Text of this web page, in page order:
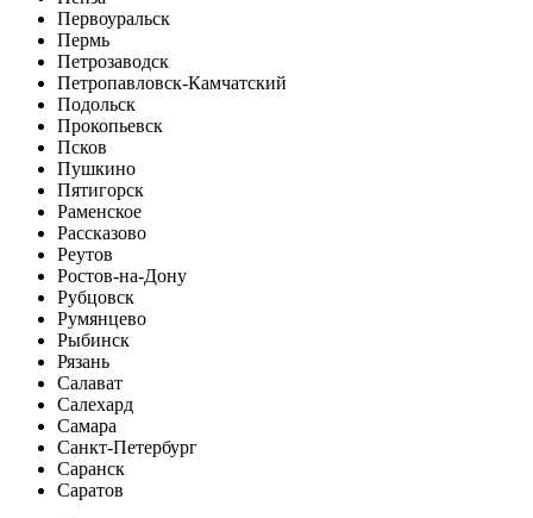
Первоуральск
Пермь
Петрозаводск
Петропавловск-Камчатский
Подольск
Прокопьевск
Псков
Пушкино
Пятигорск
Раменское
Рассказово
Реутов
Ростов-на-Дону
Рубцовск
Румянцево
Рыбинск
Рязань
Салават
Салехард
Самара
Санкт-Петербург
Саранск
Саратов